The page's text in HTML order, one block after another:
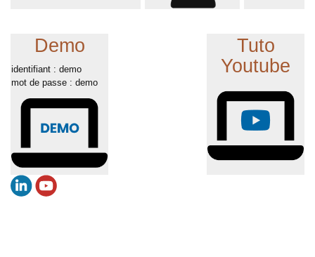
Demo
identifiant : demo
mot de passe : demo
Tuto
Youtube